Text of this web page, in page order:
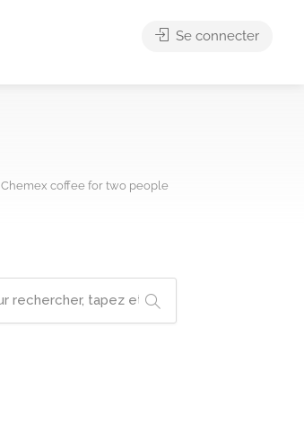
Se connecter
Chemex coffee for two people